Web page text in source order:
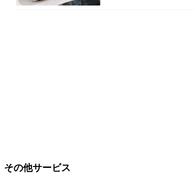
その他サービス